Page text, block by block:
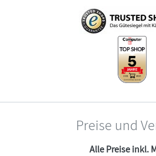
Preise und
Alle Preise inkl.